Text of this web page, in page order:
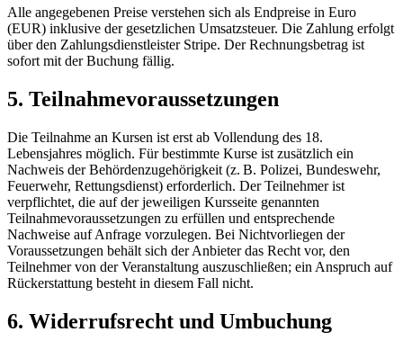
Alle angegebenen Preise verstehen sich als Endpreise in Euro
(EUR) inklusive der gesetzlichen Umsatzsteuer. Die Zahlung erfolgt
über den Zahlungsdienstleister Stripe. Der Rechnungsbetrag ist
sofort mit der Buchung fällig.
5. Teilnahmevoraussetzungen
Die Teilnahme an Kursen ist erst ab Vollendung des 18.
Lebensjahres möglich. Für bestimmte Kurse ist zusätzlich ein
Nachweis der Behördenzugehörigkeit (z. B. Polizei, Bundeswehr,
Feuerwehr, Rettungsdienst) erforderlich. Der Teilnehmer ist
verpflichtet, die auf der jeweiligen Kursseite genannten
Teilnahmevoraussetzungen zu erfüllen und entsprechende
Nachweise auf Anfrage vorzulegen. Bei Nichtvorliegen der
Voraussetzungen behält sich der Anbieter das Recht vor, den
Teilnehmer von der Veranstaltung auszuschließen; ein Anspruch auf
Rückerstattung besteht in diesem Fall nicht.
6. Widerrufsrecht und Umbuchung